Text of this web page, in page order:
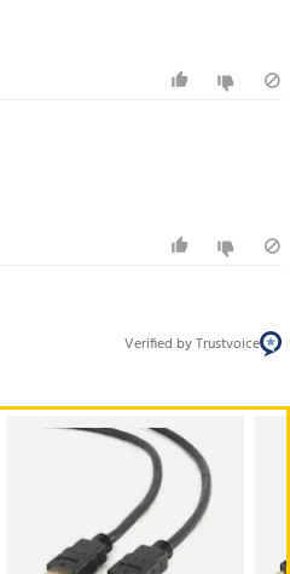
Verified by Trustvoice